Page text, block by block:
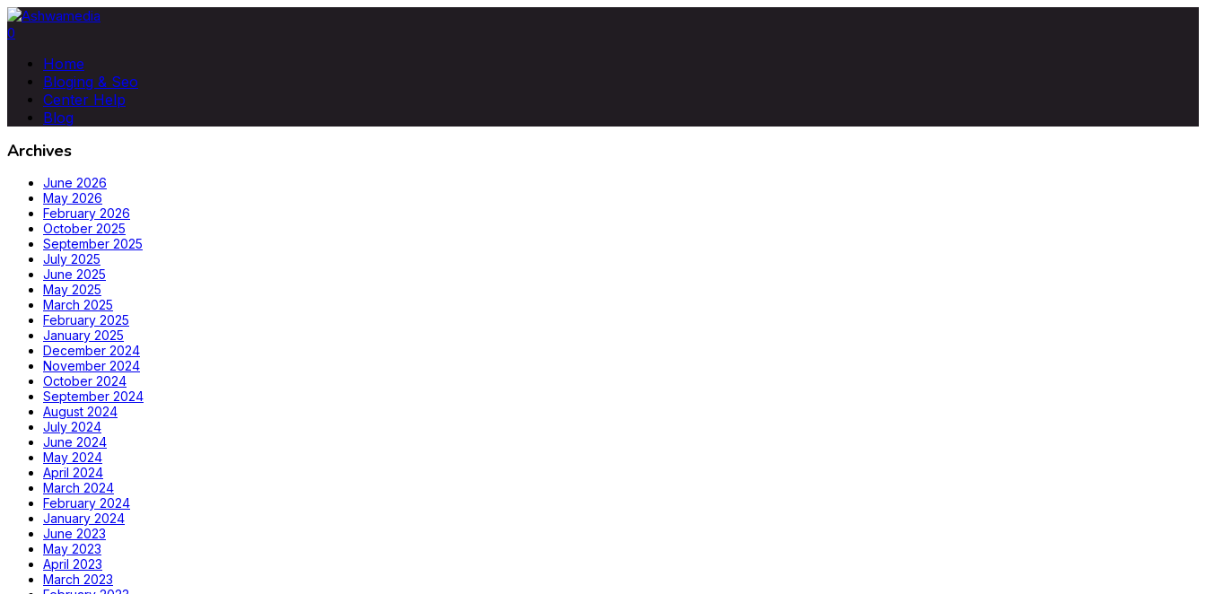
0
Home
Bloging & Seo
Center Help
Blog
Archives
June 2026
May 2026
February 2026
October 2025
September 2025
July 2025
June 2025
May 2025
March 2025
February 2025
January 2025
December 2024
November 2024
October 2024
September 2024
August 2024
July 2024
June 2024
May 2024
April 2024
March 2024
February 2024
January 2024
June 2023
May 2023
April 2023
March 2023